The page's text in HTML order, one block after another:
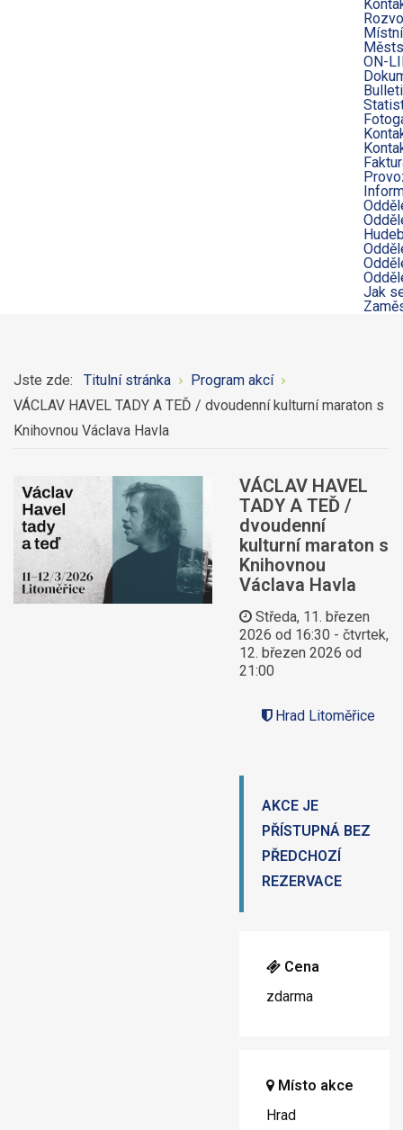
ON-
Jak
Jste zde: Titulní stránka
Program akcí
VÁCLAV HAVEL TADY A TEĎ / dvoudenní kulturní maraton s
Knihovnou Václava Havla
VÁCLAV HAVEL
TADY A TEĎ /
dvoudenní
kulturní maraton s
Knihovnou
Václava Havla
Středa, 11. březen
2026 od 16:30 - čtvrtek,
12. březen 2026 od
21:00
Hrad Litoměřice
AKCE JE
PŘÍSTUPNÁ BEZ
PŘEDCHOZÍ
REZERVACE
Cena
zdarma
Místo akce
Hrad